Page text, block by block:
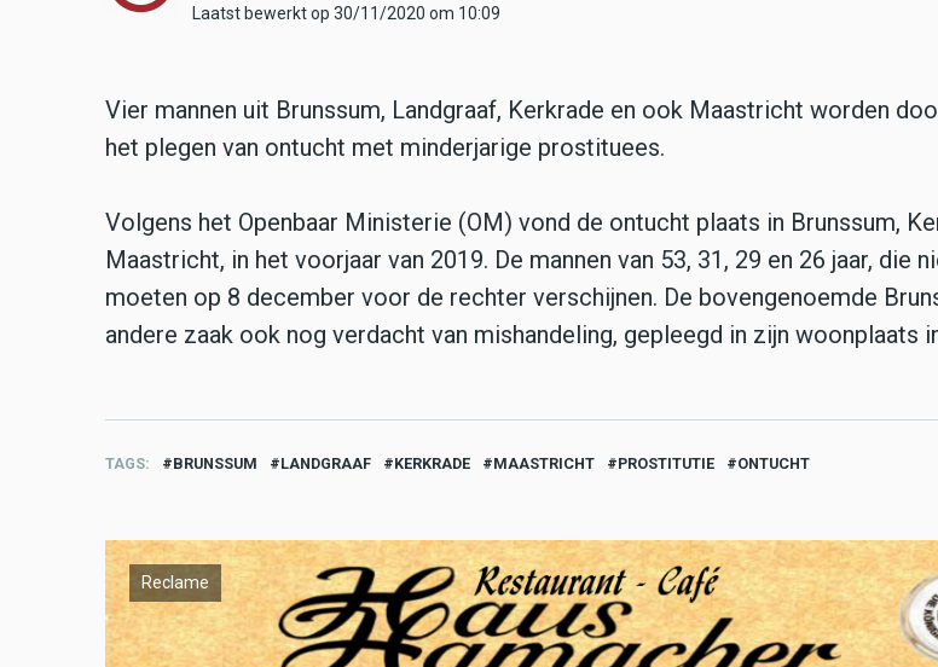
Laatst bewerkt op 30/11/2020 om 10:09
Vier mannen uit Brunssum, Landgraaf, Kerkrade en ook Maastricht worden
het plegen van ontucht met minderjarige prostituees.
Volgens het Openbaar Ministerie (OM) vond de ontucht plaats in Brunssum,
Maastricht, in het voorjaar van 2019. De mannen van 53, 31, 29 en 26 jaar, die
moeten op 8 december voor de rechter verschijnen. De bovengenoemde
andere zaak ook nog verdacht van mishandeling, gepleegd in zijn woonplaats
TAGS BRUNSSUM LANDGRAAF KERKRADE MAASTRICHT PROSTITUTIE ONTUCHT
Reclame